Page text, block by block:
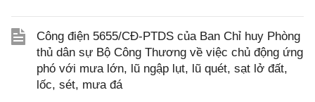
Công điện 5655/CĐ-PTDS của Ban Chỉ huy Phòng
thủ dân sự Bộ Công Thương về việc chủ động ứng
phó với mưa lớn, lũ ngập lụt, lũ quét, sạt lở đất,
lốc, sét, mưa đá